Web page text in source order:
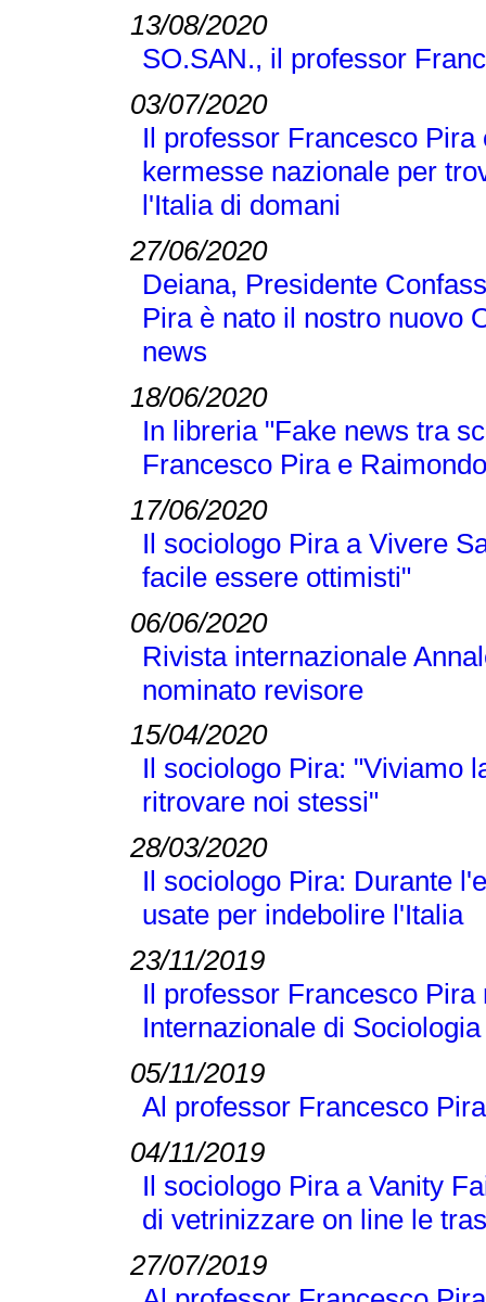
13/08/2020
SO.SAN., il professor
03/07/2020
Il professor Francesco
kermesse nazionale per
l'Italia di domani
27/06/2020
Deiana, Presidente
Pira è nato il nostro nuovo
news
18/06/2020
In libreria "Fake news tra
Francesco Pira e
17/06/2020
Il sociologo Pira a Vivere
facile essere ottimisti"
06/06/2020
Rivista internazionale
nominato revisore
15/04/2020
Il sociologo Pira: "Viviamo
ritrovare noi stessi"
28/03/2020
Il sociologo Pira: Durante
usate per indebolire l'Italia
23/11/2019
Il professor Francesco
Internazionale di
05/11/2019
Al professor Francesco
04/11/2019
Il sociologo Pira a Vanity
di vetrinizzare on line le
27/07/2019